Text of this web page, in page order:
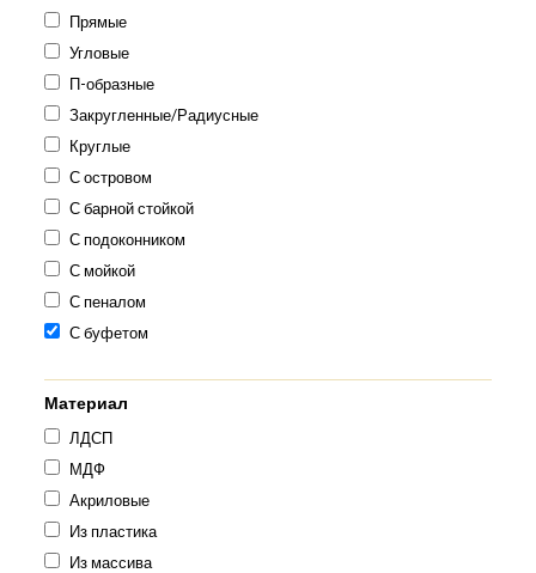
Прямые
Угловые
П-образные
Закругленные/Радиусные
Круглые
С островом
С барной стойкой
С подоконником
С мойкой
С пеналом
С буфетом
Материал
ЛДСП
МДФ
Акриловые
Из пластика
Из массива